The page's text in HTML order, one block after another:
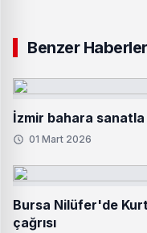
Benzer Haberler
İzmir bahara
01 Mart 2026
Bursa Nilüfer'de
çağrısı